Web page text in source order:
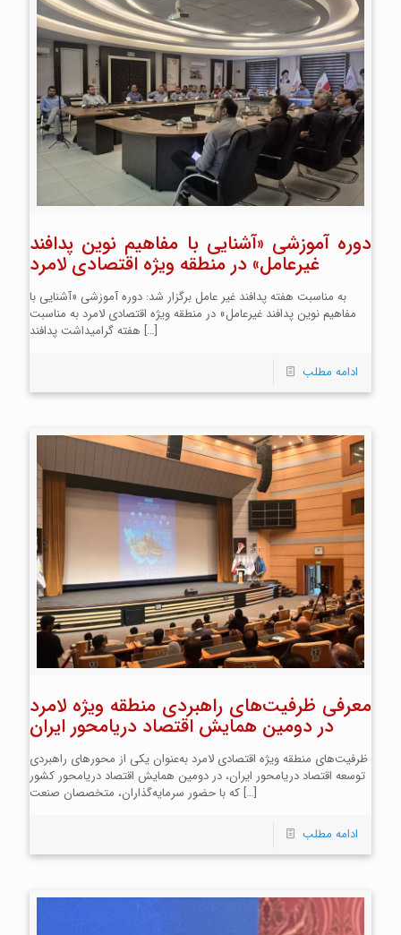
دوره آموزشی «آشنایی با مفاهیم نوین پدافند
غیرعامل» در منطقه ویژه اقتصادی لامرد
به مناسبت هفته پدافند غیر عامل برگزار شد: دوره آموزشی «آشنایی با
مفاهیم نوین پدافند غیرعامل» در منطقه ویژه اقتصادی لامرد به مناسبت
هفته گرامیداشت پدافند […]
ادامه مطلب
معرفی ظرفیت‌های راهبردی منطقه ویژه لامرد
در دومین همایش اقتصاد دریامحور ایران
ظرفیت‌های منطقه ویژه اقتصادی لامرد به‌عنوان یکی از محورهای راهبردی
توسعه اقتصاد دریامحور ایران، در دومین همایش اقتصاد دریامحور کشور
که با حضور سرمایه‌گذاران، متخصصان صنعت[…]
ادامه مطلب